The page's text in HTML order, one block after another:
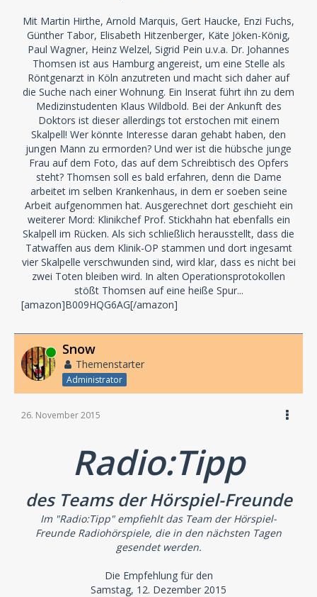
Mit Martin Hirthe, Arnold Marquis, Gert Haucke, Enzi Fuchs,
Günther Tabor, Elisabeth Hitzenberger, Käte Jöken-König,
Paul Wagner, Heinz Welzel, Sigrid Pein u.v.a. Dr. Johannes
Thomsen ist aus Hamburg angereist, um eine Stelle als
Röntgenarzt in Köln anzutreten und macht sich daher auf
die Suche nach einer Wohnung. Ein Inserat führt ihn zu dem
Medizinstudenten Klaus Wildbold. Bei der Ankunft des
Doktors ist dieser allerdings tot erstochen mit einem
Skalpell! Wer könnte Interesse daran gehabt haben, den
jungen Mann zu ermorden? Und wer ist die hübsche junge
Frau auf dem Foto, das auf dem Schreibtisch des Opfers
steht? Thomsen soll es bald erfahren, denn die Dame
arbeitet im selben Krankenhaus, in dem er soeben seine
Arbeit aufgenommen hat. Ausgerechnet dort geschieht ein
weiterer Mord: Klinikchef Prof. Stickhahn hat ebenfalls ein
Skalpell im Rücken. Als sich schließlich herausstellt, dass die
Tatwaffen aus dem Klinik-OP stammen und dort ingesamt
vier Skalpelle verschwunden sind, wird klar, dass es nicht bei
zwei Toten bleiben wird. In alten Operationsprotokollen
stößt Thomsen auf eine heiße Spur...
[amazon]B009HQG6AG[/amazon]
Online Snow
Themenstarter
Administrator
26. November 2015
Radio:Tipp
des Teams der Hörspiel-Freunde
Im "Radio:Tipp" empfiehlt das Team der Hörspiel-
Freunde Radiohörspiele, die in den nächsten Tagen
gesendet werden.
Die Empfehlung für den
Samstag, 12. Dezember 2015